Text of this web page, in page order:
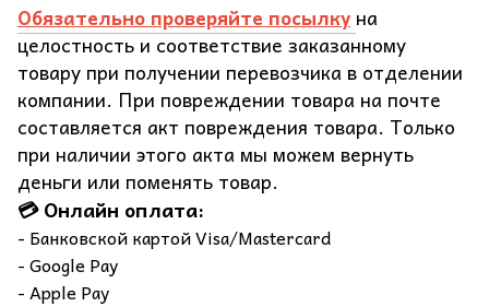
Обязательно проверяйте посылку на
целостность и соответствие заказанному
товару при получении перевозчика в отделении
компании. При повреждении товара на почте
составляется акт повреждения товара. Только
при наличии этого акта мы можем вернуть
деньги или поменять товар.
💳 Онлайн оплата:
- Банковской картой Visa/Mastercard
- Google Pay
- Apple Pay